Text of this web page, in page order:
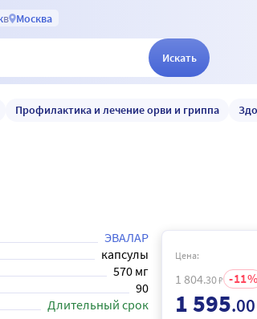
в Москва
Искать
Профилактика и лечение орви и гриппа
ЭВАЛАР
капсулы
570 мг
90
Длительный срок
Цена:
1 804.30₽ 11
1 595.00